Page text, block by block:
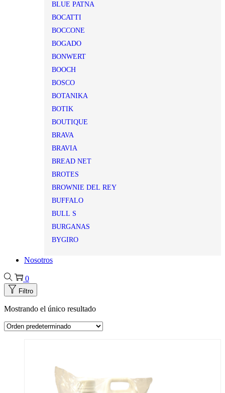
BLUE PATNA
BOCATTI
BOCCONE
BOGADO
BONWERT
BOOCH
BOSCO
BOTANIKA
BOTIK
BOUTIQUE
BRAVA
BRAVIA
BREAD NET
BROTES
BROWNIE DEL REY
BUFFALO
BULL S
BURGANAS
BYGIRO
Nosotros
0
Filtro
Mostrando el único resultado